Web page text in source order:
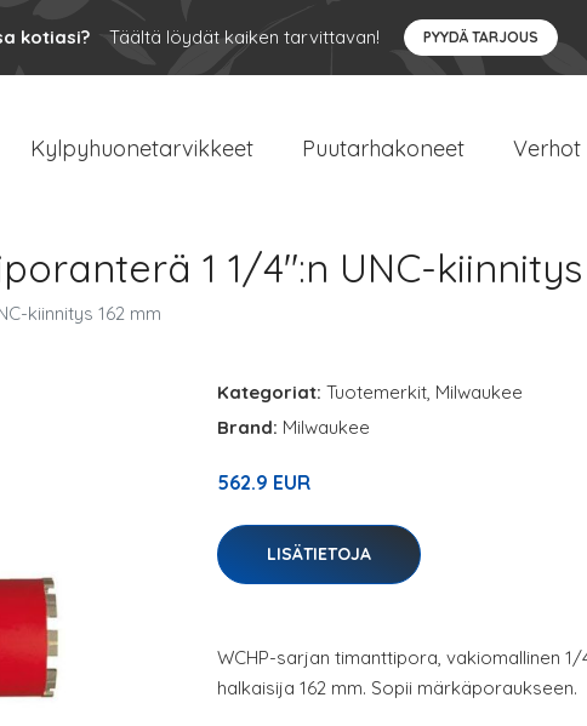
kotiasi? Täältä löydät kaiken tarvittavan! PYYDÄ TARJOUS
Kylpyhuonetarvikkeet Puutarhakoneet Verhot
1 1/4":n UNC-
kiinnitys 162 mm
Kategoriat: Tuotemerkit, Milwaukee
Brand: Milwaukee
562.9 EUR
LISÄTIETOJA
WCHP-sarjan timanttipora, vakiomallinen 1/
halkaisija 162 mm. Sopii märkäporaukseen.